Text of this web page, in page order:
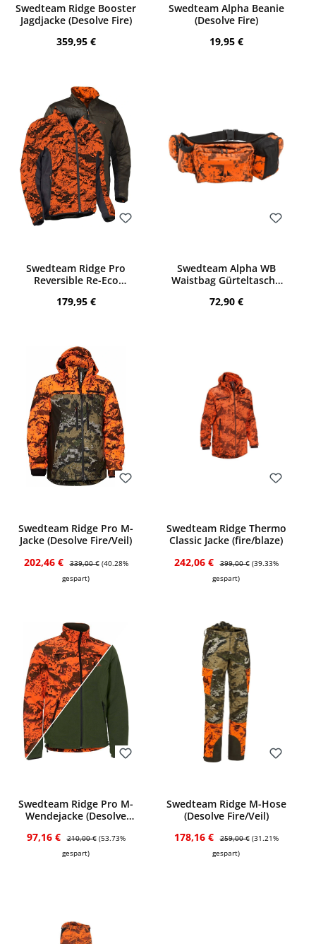
Swedteam Ridge Booster
Jagdjacke (Desolve Fire)
Regulärer Preis:
359,95 €
Swedteam Alpha Beanie
(Desolve Fire)
Regulärer Preis:
19,95 €
Swedteam Ridge Pro
Reversible Re-Eco
Fire)
Regulärer Preis:
179,95 €
Swedteam Alpha WB
Waistbag Gürteltasche
Regulärer Preis:
72,90 €
Swedteam Ridge Pro M-
Jacke (Desolve Fire/Veil)
Verkaufspreis:
202,46 € 339,00 € (40.28%
gespart)
Swedteam Ridge Thermo
Classic Jacke (fire/blaze)
Verkaufspreis:
242,06 € 399,00 € (39.33%
gespart)
Swedteam Ridge Pro M-
Wendejacke (Desolve
Verkaufspreis:
97,16 € Regulärer Preis:
210,00 € (53.73%
gespart)
Swedteam Ridge M-Hose
(Desolve Fire/Veil)
Verkaufspreis:
178,16 € Regulärer Preis:
259,00 € (31.21%
gespart)